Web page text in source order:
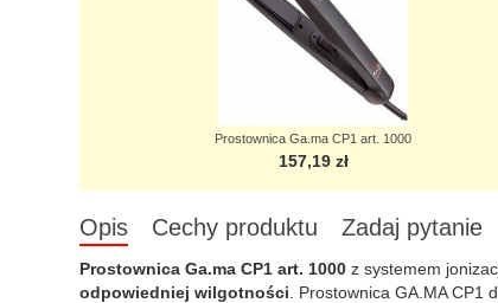
Prostownica Ga.ma CP1 art. 1000
157,19 zł
Opis Cechy produktu Zadaj pytanie
Prostownica Ga.ma CP1 art. 1000 z systemem
odpowiedniej wilgotności . Prostownica GA.MA